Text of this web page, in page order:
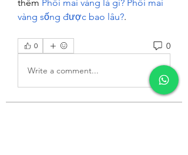
thêm Phôi mai vàng là gì? Phôi mai
vàng sống được bao lâu?.
0 0
Write a comment...